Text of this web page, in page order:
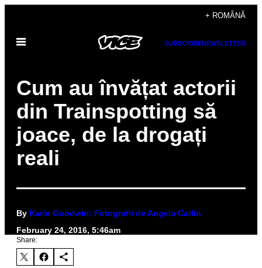
content
+ ROMÂNĂ
Open
SUBSCRIBENEWSLETTER
Cum au învățat actorii
din Trainspotting să
joace, de la drogați
reali
By Karin Goodwin; Fotografii de Angela Catlin
February 24, 2016, 5:46am
Share: